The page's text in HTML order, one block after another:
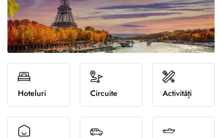
Destinații
Luna de miere
Familie
Evadări culinare
Relaxare la plaja
Sporturi de iarna
Evenimente Corporate
Blog
Despre noi
Contact
Hoteluri Circuite Activități
United States
United Kingdom
România